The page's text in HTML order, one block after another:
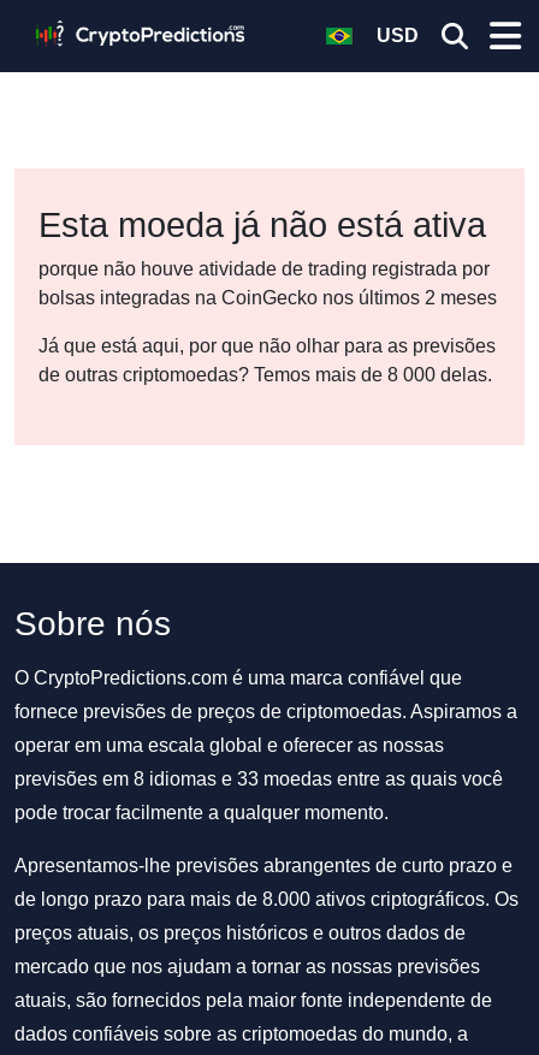
USD
Esta moeda já não está ativa
porque não houve atividade de trading registrada por
bolsas integradas na CoinGecko nos últimos 2 meses
Já que está aqui, por que não olhar para as previsões
de outras criptomoedas? Temos mais de 8 000 delas.
Sobre nós
O CryptoPredictions.com é uma marca confiável que
fornece previsões de preços de criptomoedas. Aspiramos a
operar em uma escala global e oferecer as nossas
previsões em 8 idiomas e 33 moedas entre as quais você
pode trocar facilmente a qualquer momento.
Apresentamos-lhe previsões abrangentes de curto prazo e
de longo prazo para mais de 8.000 ativos criptográficos. Os
preços atuais, os preços históricos e outros dados de
mercado que nos ajudam a tornar as nossas previsões
atuais, são fornecidos pela maior fonte independente de
dados confiáveis sobre as criptomoedas do mundo, a